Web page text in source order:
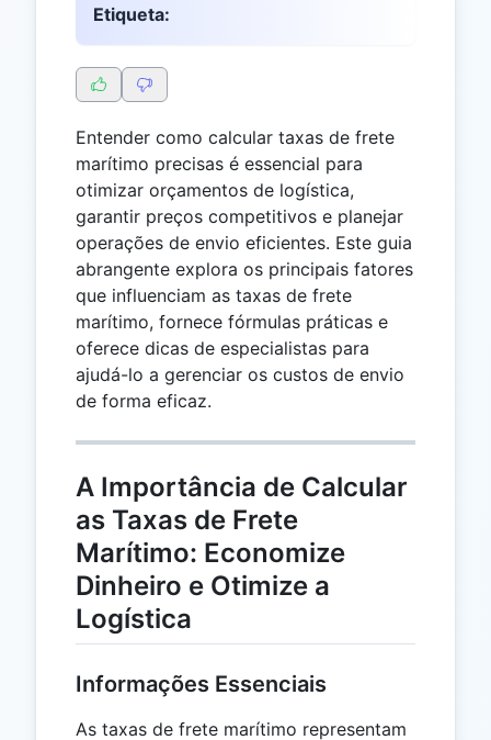
Etiqueta:
Entender como calcular taxas de frete
marítimo precisas é essencial para
otimizar orçamentos de logística,
garantir preços competitivos e planejar
operações de envio eficientes. Este guia
abrangente explora os principais fatores
que influenciam as taxas de frete
marítimo, fornece fórmulas práticas e
oferece dicas de especialistas para
ajudá-lo a gerenciar os custos de envio
de forma eficaz.
A Importância de Calcular
as Taxas de Frete
Marítimo: Economize
Dinheiro e Otimize a
Logística
Informações Essenciais
As taxas de frete marítimo representam